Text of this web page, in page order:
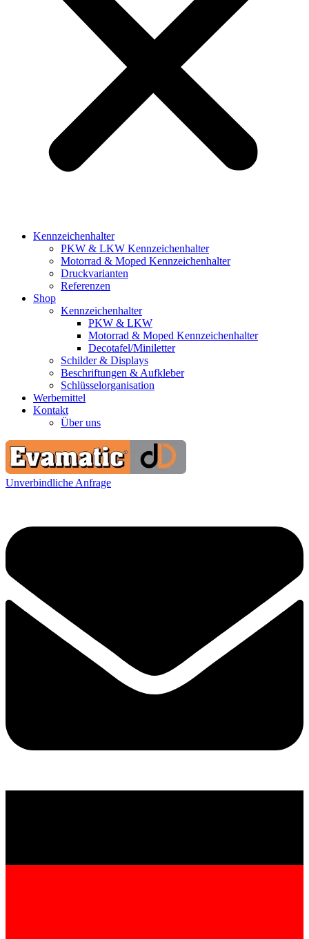
Kennzeichenhalter
PKW & LKW Kennzeichenhalter
Motorrad & Moped Kennzeichenhalter
Druckvarianten
Referenzen
Shop
Kennzeichenhalter
PKW & LKW
Motorrad & Moped Kennzeichenhalter
Decotafel/Miniletter
Schilder & Displays
Beschriftungen & Aufkleber
Schlüsselorganisation
Werbemittel
Kontakt
Über uns
Unverbindliche Anfrage